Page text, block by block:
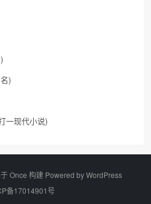
)
一现代小说)
Once 构建 Powered byWordPress
备17014901号